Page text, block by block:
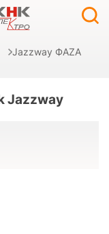
Jazzway ФAZA
Jazzway